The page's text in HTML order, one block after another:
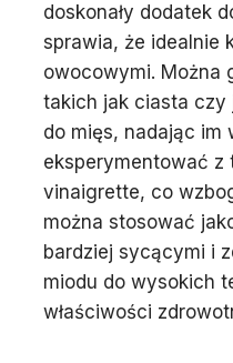
doskonały dodatek
sprawia, że idealnie
owocowymi. Można
takich jak ciasta czy
do mięs, nadając im
eksperymentować z
vinaigrette, co
można stosować
bardziej sycącymi i
miodu do wysokich
właściwości